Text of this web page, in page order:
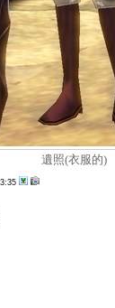
遺照(衣服的)